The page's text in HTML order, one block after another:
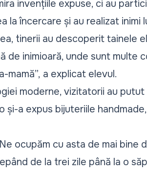
invențiile expuse, ci au
încercare și au realizat inimi
tinerii au descoperit tainele
de inimioară, unde sunt multe
mamă”, a explicat elevul.
moderne, vizitatorii au
și-a expus bijuteriile
ocupăm cu asta de mai bine
de la trei zile până la o